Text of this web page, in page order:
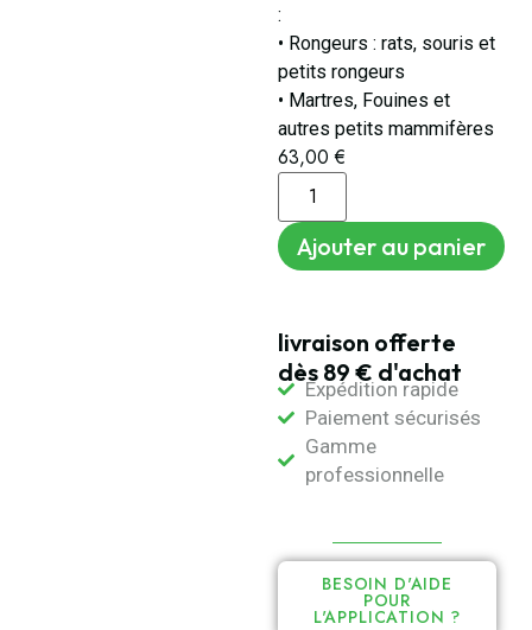
:
• Rongeurs : rats, souris et
petits rongeurs
• Martres, Fouines et
autres petits mammifères
63,00€
Ajouter au panier
livraison offerte
dès 89 € d'achat
Expédition rapide
Paiement sécurisés
Gamme
professionnelle
BESOIN D'AIDE
POUR
L'APPLICATION ?